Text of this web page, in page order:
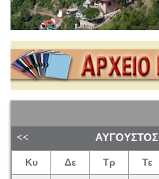
ΑΎΓΟΥΣΤΟΣ
Κυ Δε Τρ Τε